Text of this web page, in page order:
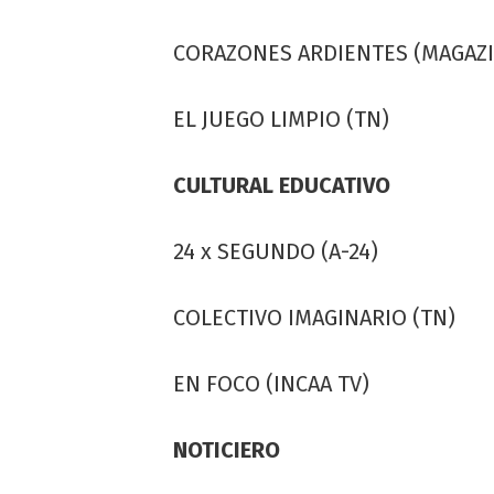
CORAZONES ARDIENTES
EL JUEGO LIMPIO (TN)
CULTURAL EDUCATIVO
24 x SEGUNDO (A-24)
COLECTIVO IMAGINARIO (TN)
EN FOCO (INCAA TV)
NOTICIERO